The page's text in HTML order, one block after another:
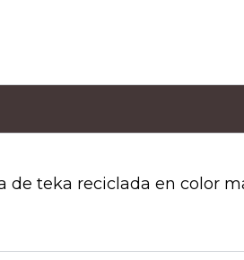
teka reciclada en color